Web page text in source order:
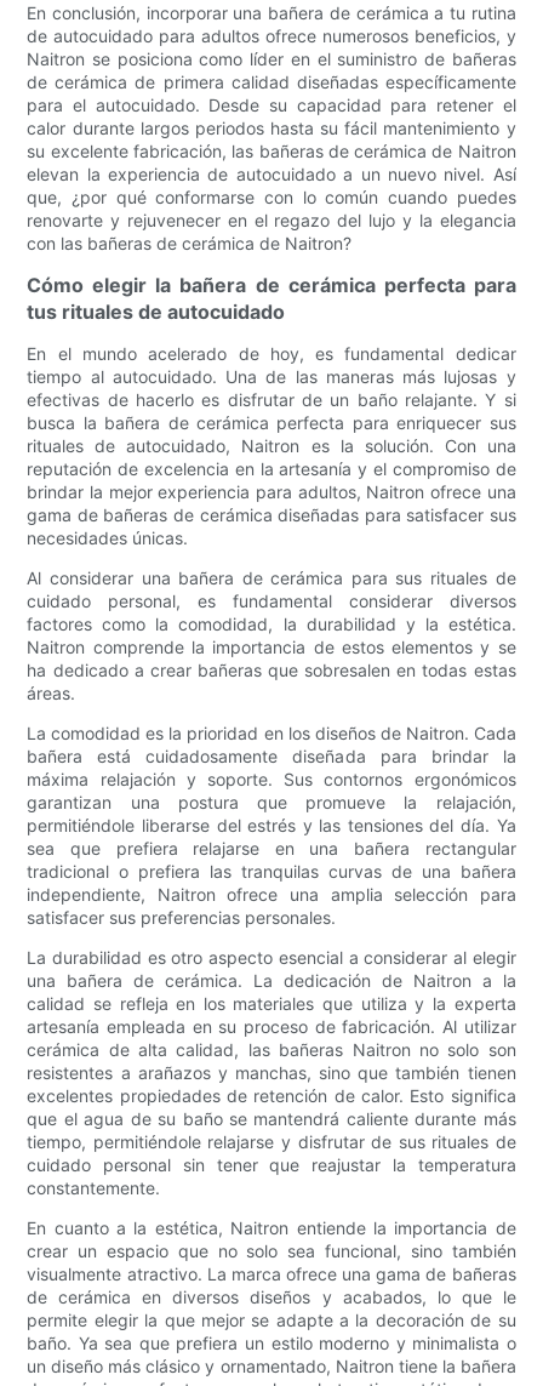
En conclusión, incorporar una bañera de cerámica a tu rutina
de autocuidado para adultos ofrece numerosos beneficios, y
Naitron se posiciona como líder en el suministro de bañeras
de cerámica de primera calidad diseñadas específicamente
para el autocuidado. Desde su capacidad para retener el
calor durante largos periodos hasta su fácil mantenimiento y
su excelente fabricación, las bañeras de cerámica de Naitron
elevan la experiencia de autocuidado a un nuevo nivel. Así
que, ¿por qué conformarse con lo común cuando puedes
renovarte y rejuvenecer en el regazo del lujo y la elegancia
con las bañeras de cerámica de Naitron?
Cómo elegir la bañera de cerámica perfecta para
tus rituales de autocuidado
En el mundo acelerado de hoy, es fundamental dedicar
tiempo al autocuidado. Una de las maneras más lujosas y
efectivas de hacerlo es disfrutar de un baño relajante. Y si
busca la bañera de cerámica perfecta para enriquecer sus
rituales de autocuidado, Naitron es la solución. Con una
reputación de excelencia en la artesanía y el compromiso de
brindar la mejor experiencia para adultos, Naitron ofrece una
gama de bañeras de cerámica diseñadas para satisfacer sus
necesidades únicas.
Al considerar una bañera de cerámica para sus rituales de
cuidado personal, es fundamental considerar diversos
factores como la comodidad, la durabilidad y la estética.
Naitron comprende la importancia de estos elementos y se
ha dedicado a crear bañeras que sobresalen en todas estas
áreas.
La comodidad es la prioridad en los diseños de Naitron. Cada
bañera está cuidadosamente diseñada para brindar la
máxima relajación y soporte. Sus contornos ergonómicos
garantizan una postura que promueve la relajación,
permitiéndole liberarse del estrés y las tensiones del día. Ya
sea que prefiera relajarse en una bañera rectangular
tradicional o prefiera las tranquilas curvas de una bañera
independiente, Naitron ofrece una amplia selección para
satisfacer sus preferencias personales.
La durabilidad es otro aspecto esencial a considerar al elegir
una bañera de cerámica. La dedicación de Naitron a la
calidad se refleja en los materiales que utiliza y la experta
artesanía empleada en su proceso de fabricación. Al utilizar
cerámica de alta calidad, las bañeras Naitron no solo son
resistentes a arañazos y manchas, sino que también tienen
excelentes propiedades de retención de calor. Esto significa
que el agua de su baño se mantendrá caliente durante más
tiempo, permitiéndole relajarse y disfrutar de sus rituales de
cuidado personal sin tener que reajustar la temperatura
constantemente.
En cuanto a la estética, Naitron entiende la importancia de
crear un espacio que no solo sea funcional, sino también
visualmente atractivo. La marca ofrece una gama de bañeras
de cerámica en diversos diseños y acabados, lo que le
permite elegir la que mejor se adapte a la decoración de su
baño. Ya sea que prefiera un estilo moderno y minimalista o
un diseño más clásico y ornamentado, Naitron tiene la bañera